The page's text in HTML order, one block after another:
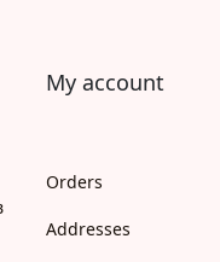
My account
Orders
Addresses